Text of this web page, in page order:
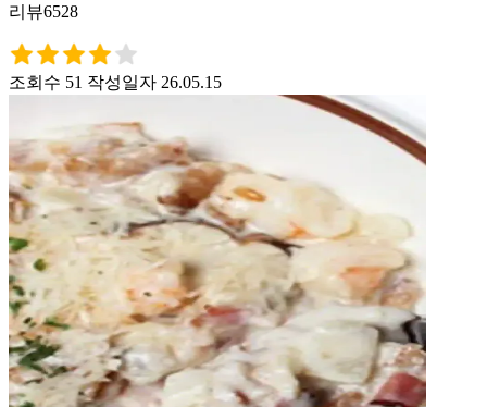
리뷰6528
조회수 51 작성일자 26.05.15